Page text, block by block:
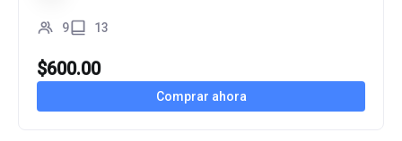
9 13
$600.00
Comprar ahora